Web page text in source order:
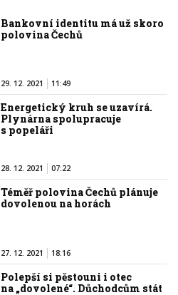
Bankovní identitu má už skoro
polovina Čechů
29. 12. 2021 11:49
Energetický kruh se uzavírá.
Plynárna spolupracuje
s popeláři
28. 12. 2021 07:22
Téměř polovina Čechů plánuje
dovolenou na horách
27. 12. 2021 18:16
Polepší si pěstouni i otec
na „dovolené“. Důchodcům stát